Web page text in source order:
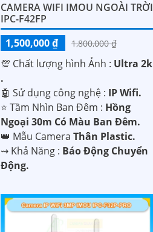
CAMERA WIFI IMOU NGOÀI TRỜI
IPC-F42FP
1,500,000 ₫
1,800,000 ₫
💯 Chất lượng hình Ảnh : Ultra 2k
.
🤖️ Sử dụng công nghệ : IP Wifi.
⭐ Tầm Nhìn Ban Đêm : Hồng
Ngoại 30m Có Màu Ban Đêm.
👑 Mẫu Camera Thân Plastic.
️⇝ Khả Năng : Báo Động Chuyển
Động.